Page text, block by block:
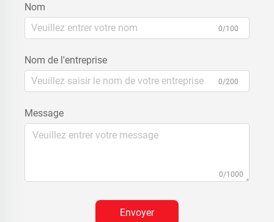
Nom
0/100
Nom de l'entreprise
0/200
Message
0/1000
Envoyer